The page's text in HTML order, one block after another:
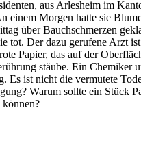
aus Arlesheim im
einem Morgen hatte sie
über Bauchschmerzen
tot. Der dazu gerufene Arzt
Papier, das auf der
stäube. Ein Chemiker
Es ist nicht die vermutete
Warum sollte ein Stück
können?